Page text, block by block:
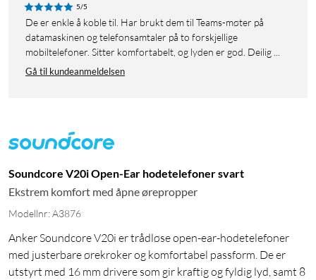
5/5
De er enkle å koble til. Har brukt dem til Teams-møter på
datamaskinen og telefonsamtaler på to forskjellige
mobiltelefoner. Sitter komfortabelt, og lyden er god. Deilig ...
Gå til kundeanmeldelsen
Soundcore V20i Open-Ear hodetelefoner svart
Ekstrem komfort med åpne ørepropper
Modellnr: A3876
Anker Soundcore V20i er trådløse open-ear-hodetelefoner
med justerbare ørekroker og komfortabel passform. De er
utstyrt med 16 mm drivere som gir kraftig og fyldig lyd, samt 8